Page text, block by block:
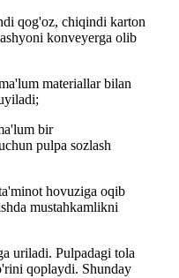
qog'oz, chiqindi karton
konveyerga olib
materiallar bilan
bir
pulpa sozlash
hovuziga oqib
mustahkamlikni
uriladi. Pulpadagi tola
qoplaydi. Shunday